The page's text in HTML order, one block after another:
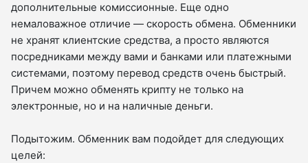
дополнительные комиссионные. Еще одно
немаловажное отличие — скорость обмена. Обменники
не хранят клиентские средства, а просто являются
посредниками между вами и банками или платежными
системами, поэтому перевод средств очень быстрый.
Причем можно обменять крипту не только на
электронные, но и на наличные деньги.
Подытожим. Обменник вам подойдет для следующих
целей: